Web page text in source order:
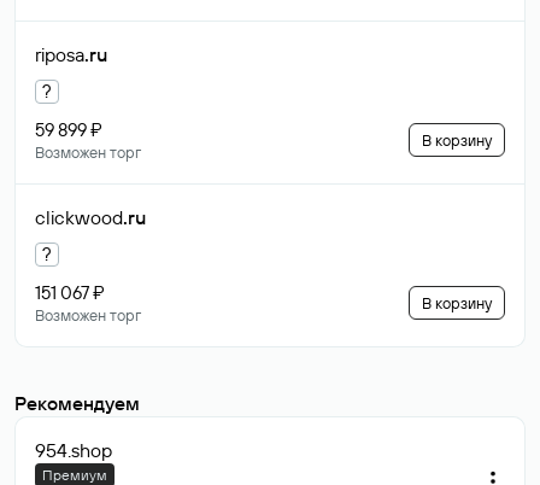
riposa.ru
?
59 899 ₽
Возможен торг
В корзину
clickwood.ru
?
151 067 ₽
Возможен торг
В корзину
Рекомендуем
954.shop
Премиум